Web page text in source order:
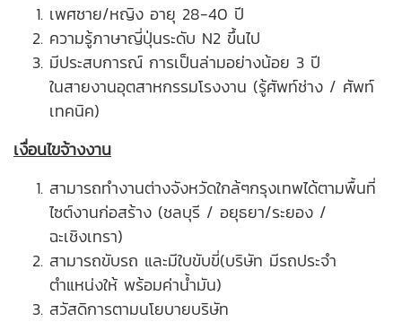
เพศชาย/หญิง อายุ 28-40 ปี
ความรู้ภาษาญี่ปุ่นระดับ N2 ขึ้นไป
มีประสบการณ์ การเป็นล่ามอย่างน้อย 3 ปี
ในสายงานอุตสาหกรรมโรงงาน (รู้ศัพท์ช่าง / ศัพท์
เทคนิค)
เงื่อนไขจ้างงาน
สามารถทำงานต่างจังหวัดใกล้ๆกรุงเทพได้ตามพื้นที่
ไซต์งานก่อสร้าง (ชลบุรี / อยุธยา/ระยอง /
ฉะเชิงเทรา)
สามารถขับรถ และมีใบขับขี่(บริษัท มีรถประจำ
ตำแหน่งให้ พร้อมค่าน้ำมัน)
สวัสดิการตามนโยบายบริษัท